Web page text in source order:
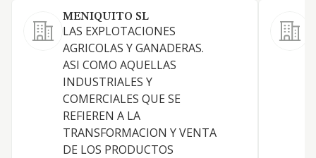
MENIQUITO SL
LAS EXPLOTACIONES
AGRICOLAS Y GANADERAS.
ASI COMO AQUELLAS
INDUSTRIALES Y
COMERCIALES QUE SE
REFIEREN A LA
TRANSFORMACION Y VENTA
DE LOS PRODUCTOS